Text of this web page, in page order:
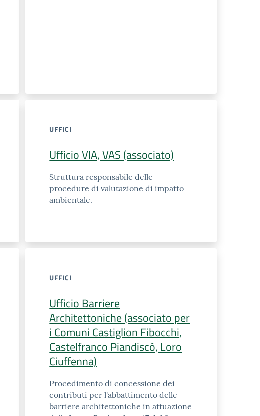
UFFICI
Ufficio VIA, VAS (associato)
Struttura responsabile delle
procedure di valutazione di impatto
ambientale.
UFFICI
Ufficio Barriere
Architettoniche (associato per
i Comuni Castiglion Fibocchi,
Castelfranco Piandiscò, Loro
Ciuffenna)
Procedimento di concessione dei
contributi per l'abbattimento delle
barriere architettoniche in attuazione